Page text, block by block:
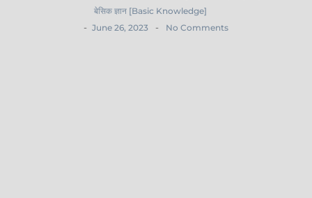
बेसिक ज्ञान [Basic Knowledge]
- June 26, 2023 - No Comments